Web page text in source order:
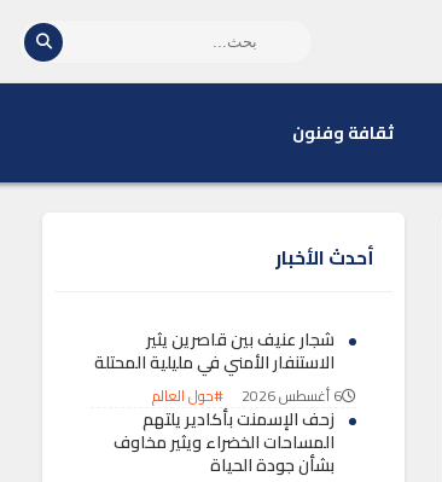
ثقافة وفنون
أحدث الأخبار
شجار عنيف بين قاصرين يثير
الاستنفار الأمني في مليلية المحتلة
6 أغسطس 2026 #حول العالم
زحف الإسمنت بأكادير يلتهم
المساحات الخضراء ويثير مخاوف
بشأن جودة الحياة